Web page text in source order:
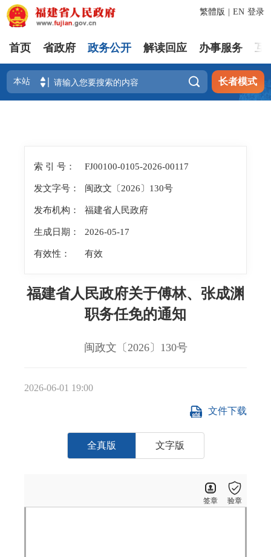
登录
繁體版 EN
首页 省政府 政务公开 解读回应 办事服务 互
 长者模式
索 引 号： FJ00100-0105-2026-00117
发文字号： 闽政文〔2026〕130号
发布机构： 福建省人民政府
生成日期： 2026-05-17
有效性： 有效
福建省人民政府关于傅林、张成渊
职务任免的通知
闽政文〔2026〕130号
2026-06-01 19:00
全真版 文字版
文件下载